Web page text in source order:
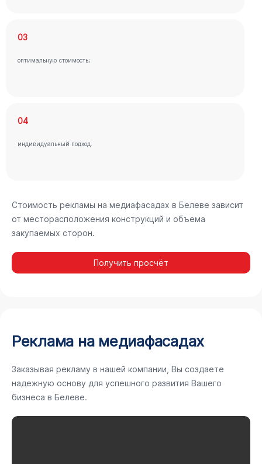
03
оптимальную стоимость;
04
индивидуальный подход.
Стоимость рекламы на медиафасадах в Белеве зависит
от месторасположения конструкций и объема
закупаемых сторон.
Получить просчёт
Реклама на медиафасадах
Заказывая рекламу в нашей компании, Вы создаете
надежную основу для успешного развития Вашего
бизнеса в Белеве.